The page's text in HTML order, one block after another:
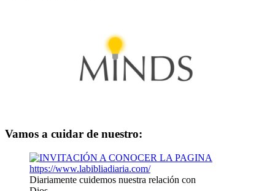
Vamos a cuidar de nuestro:
Diariamente cuidemos nuestra relación con